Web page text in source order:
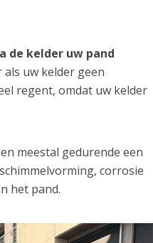
de kelder uw pand
als uw kelder geen
regent, omdat uw kelder
meestal gedurende een
corrosie
het pand.